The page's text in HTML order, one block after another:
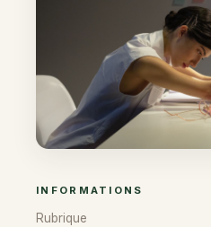
INFORMATIONS
Rubrique